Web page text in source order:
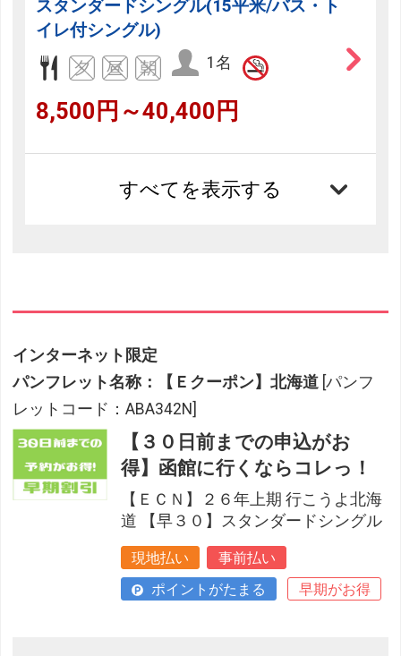
スタンダードシングル(15平米/バス・ト
イレ付シングル)
1名
8,500円～40,400円
すべてを表示する
インターネット限定
パンフレット名称：【Ｅクーポン】北海道 [パンフ
レットコード：ABA342N]
【３０日前までの申込がお
得】函館に行くならコレっ！
【ＥＣＮ】２６年上期 行こうよ北海
道 【早３０】スタンダードシングル
現地払い
事前払い
ポイントがたまる
早期がお得